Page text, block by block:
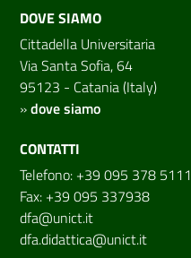
DOVE SIAMO
Cittadella Universitaria
Via Santa Sofia, 64
95123 - Catania (Italy)
»dove siamo
CONTATTI
Telefono: +39 095 378 5111
Fax: +39 095 337938
dfa@unict.it
dfa.didattica@unict.it